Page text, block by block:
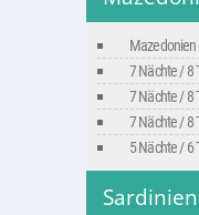
7 Nächte / 8
7 Nächte / 8
7 Nächte / 8
5 Nächte / 6
Sardinien